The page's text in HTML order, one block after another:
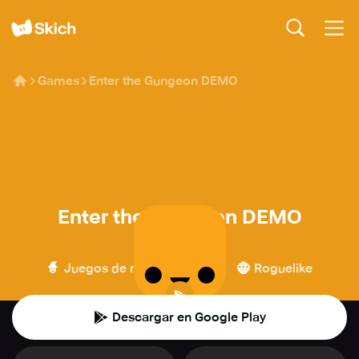
Games Enter the Gungeon DEMO
Enter the Gungeon DEMO
🧙 Juegos de rol Acción 🧌 Roguelike
Descargar en Google Play